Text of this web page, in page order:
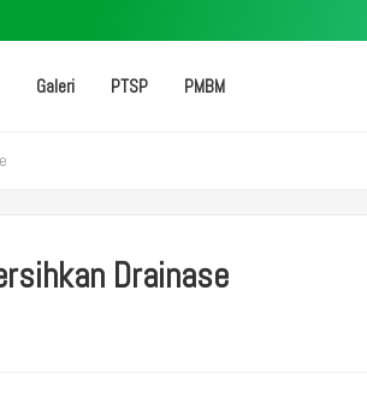
Galeri PTSP PMBM
Drainase